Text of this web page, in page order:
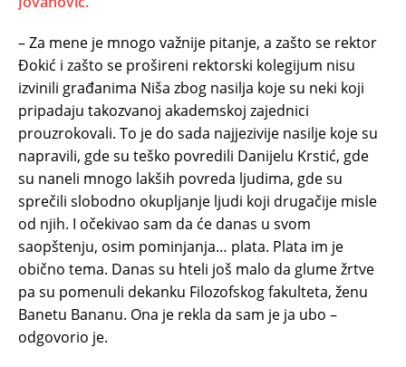
– Za mene je mnogo važnije pitanje, a zašto se rektor
Đokić i zašto se prošireni rektorski kolegijum nisu
izvinili građanima Niša zbog nasilja koje su neki koji
pripadaju takozvanoj akademskoj zajednici
prouzrokovali. To je do sada najjezivije nasilje koje su
napravili, gde su teško povredili Danijelu Krstić, gde
su naneli mnogo lakših povreda ljudima, gde su
sprečili slobodno okupljanje ljudi koji drugačije misle
od njih. I očekivao sam da će danas u svom
saopštenju, osim pominjanja… plata. Plata im je
obično tema. Danas su hteli još malo da glume žrtve
pa su pomenuli dekanku Filozofskog fakulteta, ženu
Banetu Bananu. Ona je rekla da sam je ja ubo –
odgovorio je.